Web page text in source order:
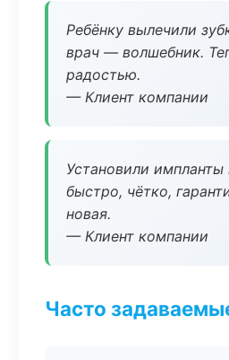
Ребёнку вылечили
врач — волшебник.
радостью.
— Клиент компании
Установили
быстро, чётко,
новая.
— Клиент компании
Часто